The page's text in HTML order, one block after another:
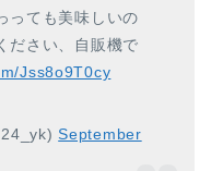
っても美味しいの
ださい、自販機で
Jss8o9T0cy
September